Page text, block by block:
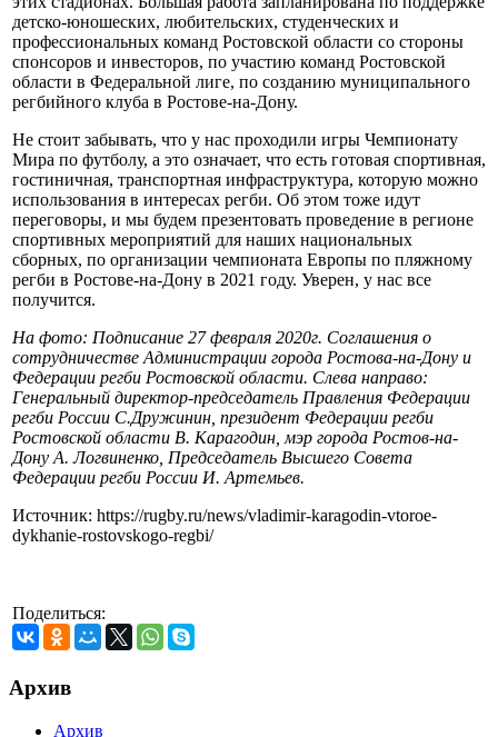
детско-юношеских, любительских, студенческих и
профессиональных команд Ростовской области со стороны
спонсоров и инвесторов, по участию команд Ростовской
области в Федеральной лиге, по созданию муниципального
регбийного клуба в Ростове-на-Дону.
Не стоит забывать, что у нас проходили игры Чемпионату
Мира по футболу, а это означает, что есть готовая спортивная,
гостиничная, транспортная инфраструктура, которую можно
использования в интересах регби. Об этом тоже идут
переговоры, и мы будем презентовать проведение в регионе
спортивных мероприятий для наших национальных
сборных, по организации чемпионата Европы по пляжному
регби в Ростове-на-Дону в 2021 году. Уверен, у нас все
получится.
На фото: Подписание 27 февраля 2020г. Соглашения о
сотрудничестве Администрации города Ростова-на-Дону и
Федерации регби Ростовской области. Слева направо:
Генеральный директор-председатель Правления Федерации
регби России С.Дружинин, президент Федерации регби
Ростовской области В. Карагодин, мэр города Ростов-на-
Дону А. Логвиненко, Председатель Высшего Совета
Федерации регби России И. Артемьев.
Источник: https://rugby.ru/news/vladimir-karagodin-vtoroe-
dykhanie-rostovskogo-regbi/
Поделиться:
Архив
Архив